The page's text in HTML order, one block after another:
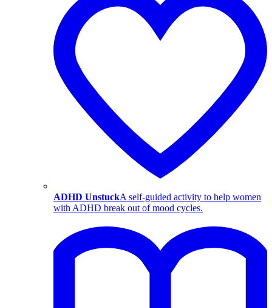
ADHD UnstuckA self-guided activity to help women
with ADHD break out of mood cycles.